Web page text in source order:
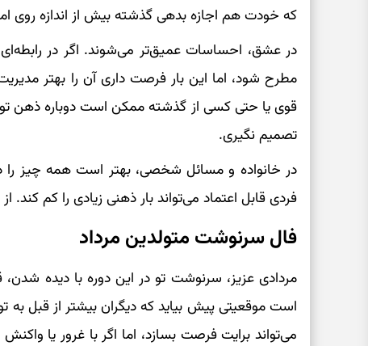
که خودت هم اجازه بدهی گذشته بیش از اندازه روی
در عشق، احساسات عمیق‌تر می‌شوند. اگر در
مطرح شود، اما این بار فرصت داری آن را بهتر
قوی یا حتی کسی از گذشته ممکن است دوباره ذهن تو
تصمیم نگیری.
در خانواده و مسائل شخصی، بهتر است همه چیز را
فردی قابل اعتماد می‌تواند بار ذهنی زیادی را کم کند.
فال سرنوشت متولدین مرداد
مردادی عزیز، سرنوشت تو در این دوره با دیده
است موقعیتی پیش بیاید که دیگران بیشتر از قبل به
می‌تواند برایت فرصت بسازد، اما اگر با غرور یا